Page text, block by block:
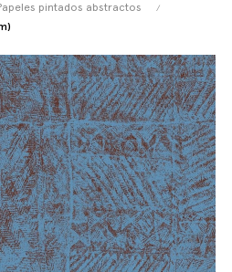
pintados abstractos